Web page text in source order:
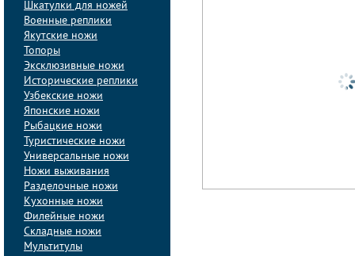
Шкатулки для ножей
Военные реплики
Якутские ножи
Топоры
Эксклюзивные ножи
Исторические реплики
Узбекские ножи
Японские ножи
Рыбацкие ножи
Туристические ножи
Универсальные ножи
Ножи выживания
Разделочные ножи
Кухонные ножи
Филейные ножи
Складные ножи
Мультитулы